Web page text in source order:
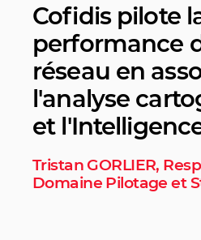
Cofidis pilote
performance
réseau en
l'analyse
et
Tristan GORLIER,
Domaine Pilotage et